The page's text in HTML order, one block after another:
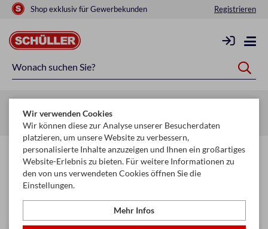
Shop exklusiv für Gewerbekunden Registrieren
Trennblätter u. Trennstreifen
Trennblätter u. Trennstreifen
Filtern & Sortieren
Wir verwenden Cookies
Wir können diese zur Analyse unserer Besucherdaten
platzieren, um unsere Website zu verbessern,
personalisierte Inhalte anzuzeigen und Ihnen ein großartiges
Website-Erlebnis zu bieten. Für weitere Informationen zu
den von uns verwendeten Cookies öffnen Sie die
Einstellungen.
Mehr Infos